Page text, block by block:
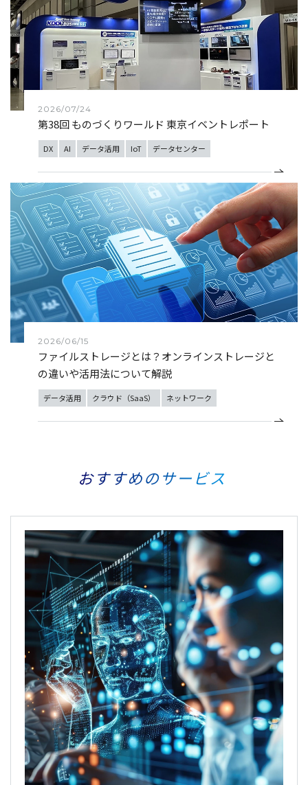
2026/07/24
第38回 ものづくりワールド 東京イベントレポート
DX AI データ活用 IoT データセンター
2026/06/15
ファイルストレージとは？オンラインストレージと
の違いや活用法について解説
データ活用 クラウド（SaaS） ネットワーク
おすすめのサービス